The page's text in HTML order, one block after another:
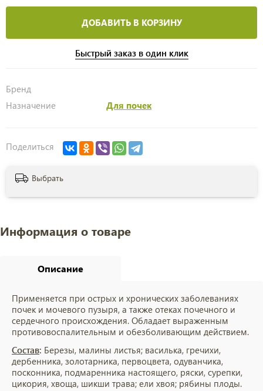
ДОБАВИТЬ В КОРЗИНУ
Быстрый заказ в один клик
Бренд
Назначение
Для почек
Поделиться
Выбрать
Информация о товаре
Описание
Применяется при острых и хронических заболеваниях
почек и мочевого пузыря, а также отеках почечного и
сердечного происхождения. Обладает выраженным
противовоспалительным и обезболивающим действием.
Состав: Березы, малины листья; василька, гречихи,
дербенника, золотарника, первоцвета, одуванчика,
посконника, подмаренника настоящего, ряски, сурепки,
цикория, хвоща, шикши трава; ели хвоя; рябины плоды.